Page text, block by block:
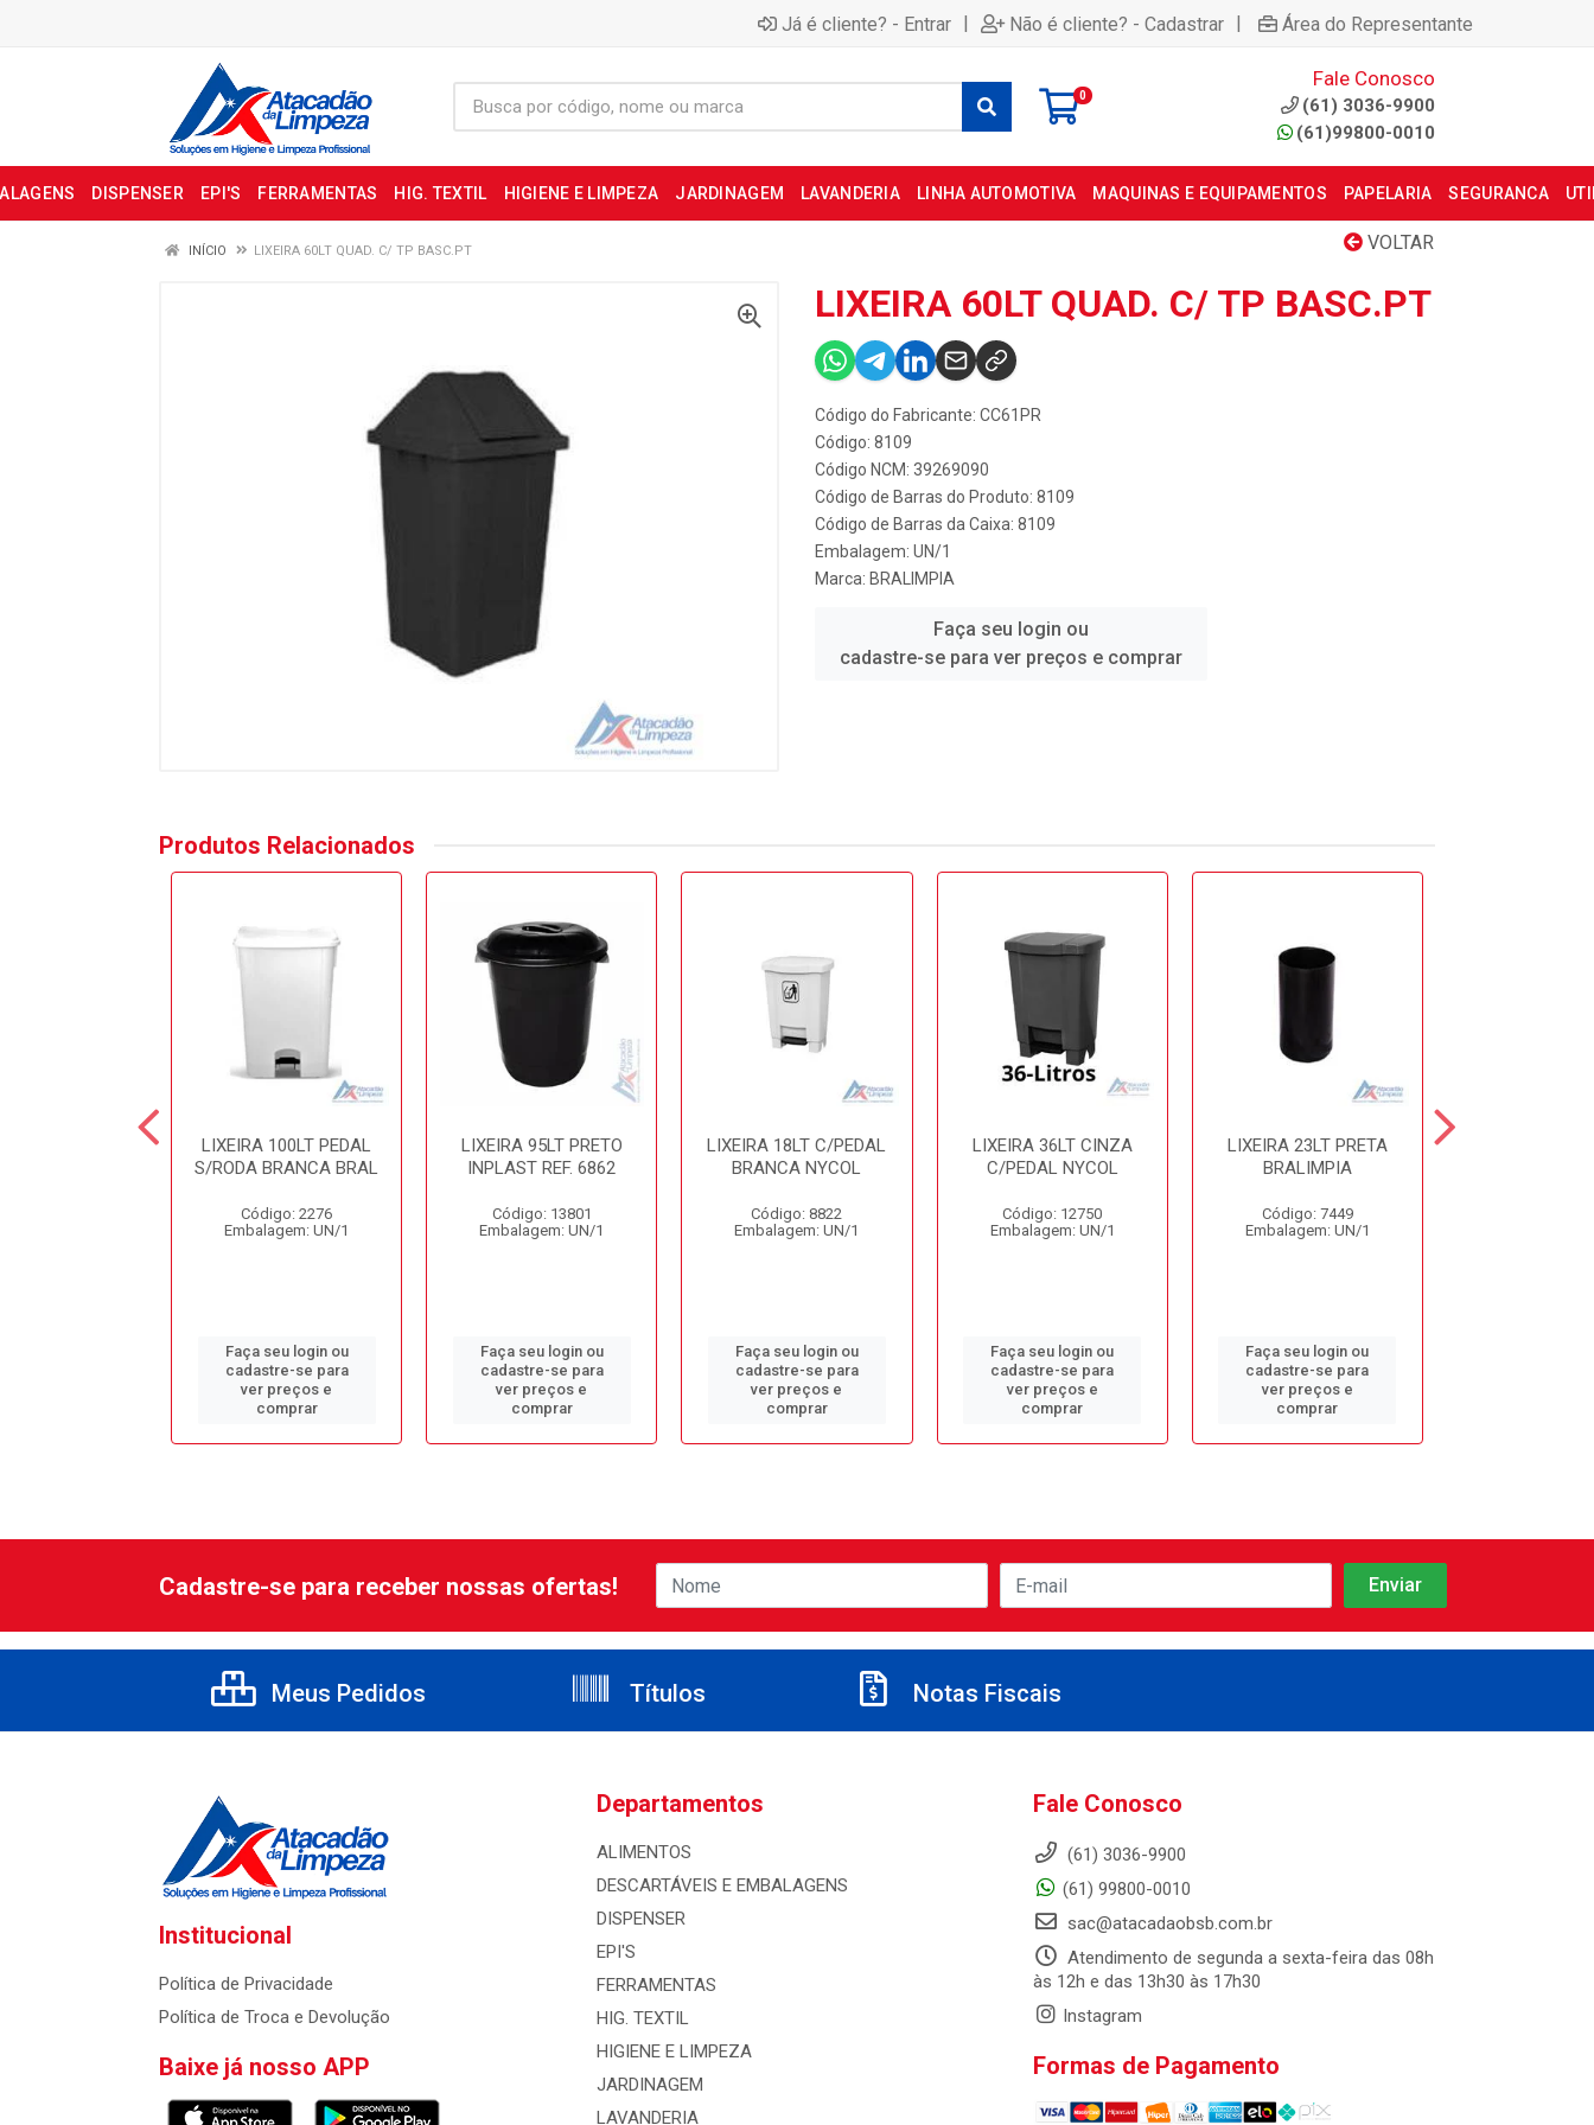
Já é cliente? - Entrar | Não é cliente? - Cadastrar | Área do Representante
0
Fale Conosco
(61) 3036-9900
(61)99800-0010
DISPENSER EPI'S FERRAMENTAS HIG. TEXTIL HIGIENE E LIMPEZA JARDINAGEM LAVANDERIA LINHA AUTOMOTIVA MAQUINAS E EQUIPAMENTOS PAPELARIA SEGURANCA
VOLTAR
INÍCIO LIXEIRA 60LT QUAD. C/ TP BASC.PT
LIXEIRA 60LT QUAD. C/ TP BASC.PT
Código do Fabricante: CC61PR
Código: 8109
Código NCM: 39269090
Código de Barras do Produto: 8109
Código de Barras da Caixa: 8109
Embalagem: UN/1
Marca: BRALIMPIA
Faça seu login ou
cadastre-se para ver preços e comprar
Produtos Relacionados
LIXEIRA 100LT PEDAL
S/RODA BRANCA BRAL
Código: 2276
Embalagem: UN/1
Faça seu login ou
cadastre-se para
ver preços e
comprar
LIXEIRA 95LT PRETO
INPLAST REF. 6862
Código: 13801
Embalagem: UN/1
Faça seu login ou
cadastre-se para
ver preços e
comprar
LIXEIRA 18LT C/PEDAL
BRANCA NYCOL
Código: 8822
Embalagem: UN/1
Faça seu login ou
cadastre-se para
ver preços e
comprar
LIXEIRA 36LT CINZA
C/PEDAL NYCOL
Código: 12750
Embalagem: UN/1
Faça seu login ou
cadastre-se para
ver preços e
comprar
LIXEIRA 23LT PRETA
BRALIMPIA
Código: 7449
Embalagem: UN/1
Faça seu login ou
cadastre-se para
ver preços e
comprar
Cadastre-se para receber nossas ofertas!
Meus Pedidos Títulos Notas Fiscais
Institucional
Política de Privacidade
Política de Troca e Devolução
Baixe já nosso APP
Departamentos
ALIMENTOS
DESCARTÁVEIS E EMBALAGENS
DISPENSER
EPI'S
FERRAMENTAS
HIG. TEXTIL
HIGIENE E LIMPEZA
JARDINAGEM
LAVANDERIA
Fale Conosco
(61) 3036-9900
(61) 99800-0010
sac@atacadaobsb.com.br
Atendimento de segunda a sexta-feira das 08h
às 12h e das 13h30 às 17h30
Instagram
Formas de Pagamento